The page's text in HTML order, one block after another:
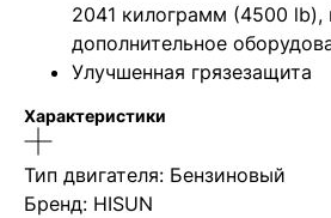
2041 килограмм (4500 lb),
дополнительное
Улучшенная грязезащита
Характеристики
Тип двигателя: Бензиновый
Бренд: HISUN